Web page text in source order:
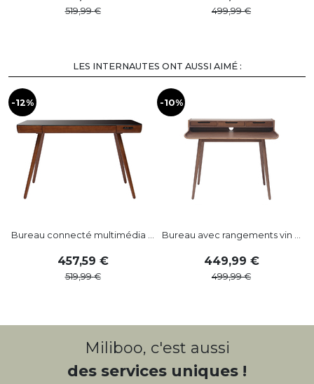
519,99 499,99
LES INTERNAUTES ONT AUSSI AIMÉ :
-12%
Bureau connecté multimédia ...
457,59
519,99
-10%
Bureau avec rangements vin ...
449,99
499,99
Miliboo, c'est aussi
des services uniques !